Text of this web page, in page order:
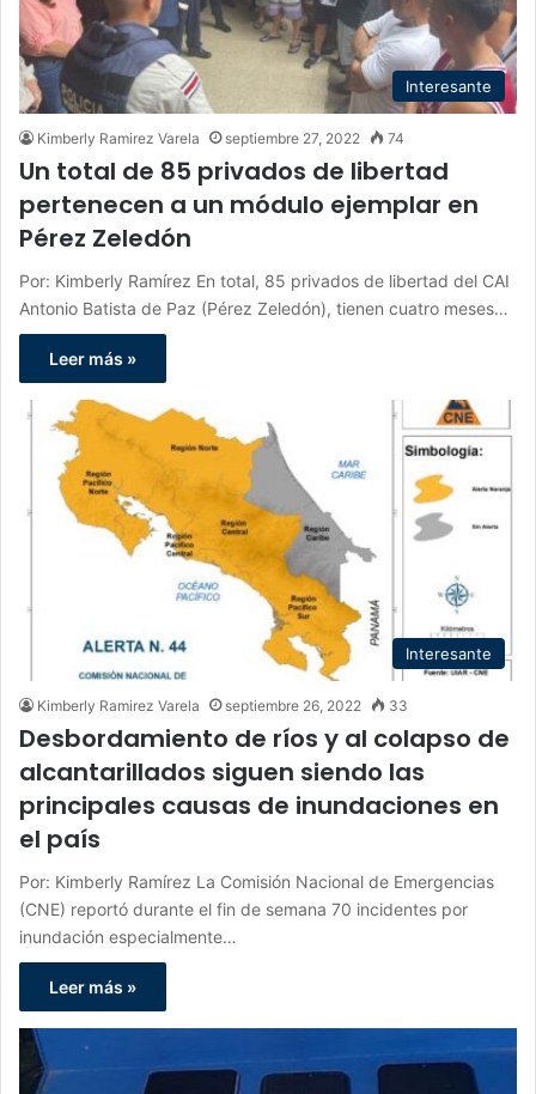
Interesante
Kimberly Ramirez Varela septiembre 27, 2022 74
Un total de 85 privados de libertad
pertenecen a un módulo ejemplar en
Pérez Zeledón
Por: Kimberly Ramírez En total, 85 privados de libertad del CAI
Antonio Batista de Paz (Pérez Zeledón), tienen cuatro meses…
Leer más »
Interesante
Kimberly Ramirez Varela septiembre 26, 2022 33
Desbordamiento de ríos y al colapso de
alcantarillados siguen siendo las
principales causas de inundaciones en
el país
Por: Kimberly Ramírez La Comisión Nacional de Emergencias
(CNE) reportó durante el fin de semana 70 incidentes por
inundación especialmente…
Leer más »